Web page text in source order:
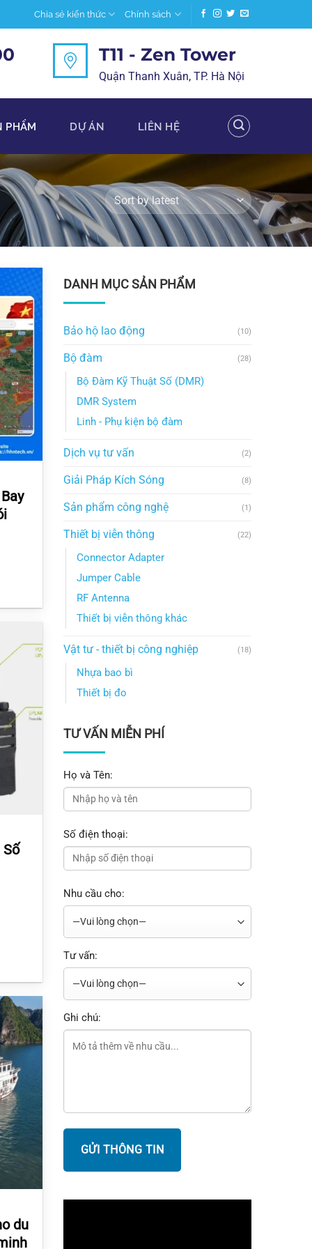
Chia sẻ kiến thức Chính sách
T11 - Zen Tower
Quận Thanh Xuân, TP. Hà Nội
PHẨM DỰ ÁN LIÊN HỆ
du
DANH MỤC SẢN PHẨM
Bảo hộ lao động (10)
Bộ đàm (28)
Bộ Đàm Kỹ Thuật Số (DMR)
DMR System
Linh - Phụ kiện bộ đàm
Dịch vụ tư vấn (2)
Giải Pháp Kích Sóng (8)
Sản phẩm công nghệ (1)
Thiết bị viễn thông (22)
Connector Adapter
Jumper Cable
RF Antenna
Thiết bị viễn thông khác
Vật tư - thiết bị công nghiệp (18)
Nhựa bao bì
Thiết bị đo
TƯ VẤN MIỄN PHÍ
Họ và Tên:
Số điện thoại:
Nhu cầu cho:
Tư vấn:
Ghi chú: